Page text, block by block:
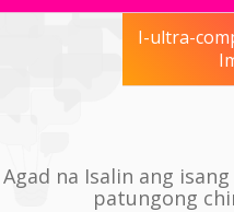
I-ultra-
Agad na Isalin ang
patungong